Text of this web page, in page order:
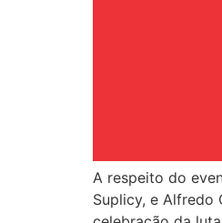
A respeito do
Suplicy, e Alfredo